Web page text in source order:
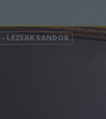
- LEZSÁK SÁNDOR